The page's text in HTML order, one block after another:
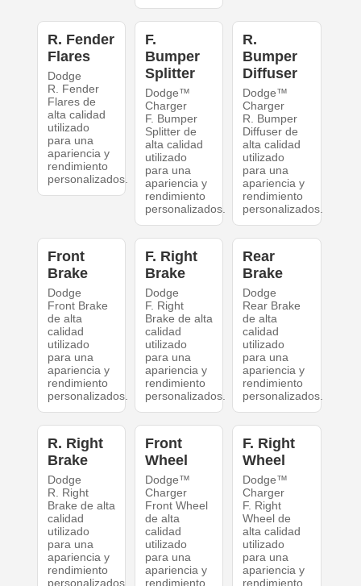
R. Fender
Flares
Dodge
R. Fender
Flares de
alta calidad
utilizado
para una
apariencia y
rendimiento
personalizados.
F.
Bumper
Splitter
Dodge™
Charger
F. Bumper
Splitter de
alta calidad
utilizado
para una
apariencia y
rendimiento
personalizados.
R.
Bumper
Diffuser
Dodge™
Charger
R. Bumper
Diffuser de
alta calidad
utilizado
para una
apariencia y
rendimiento
personalizados.
Front
Brake
Dodge
Front Brake
de alta
calidad
utilizado
para una
apariencia y
rendimiento
personalizados.
F. Right
Brake
Dodge
F. Right
Brake de alta
calidad
utilizado
para una
apariencia y
rendimiento
personalizados.
Rear
Brake
Dodge
Rear Brake
de alta
calidad
utilizado
para una
apariencia y
rendimiento
personalizados.
R. Right
Brake
Dodge
R. Right
Brake de alta
calidad
utilizado
para una
apariencia y
rendimiento
personalizados.
Front
Wheel
Dodge™
Charger
Front Wheel
de alta
calidad
utilizado
para una
apariencia y
rendimiento
F. Right
Wheel
Dodge™
Charger
F. Right
Wheel de
alta calidad
utilizado
para una
apariencia y
rendimiento